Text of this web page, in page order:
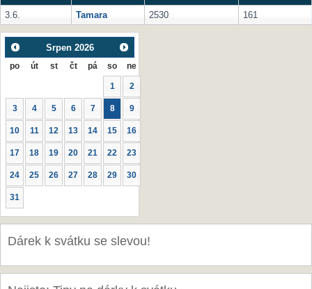
3.6.
Tamara 2530 161
Srpen 2026
po út st čt pá so ne
1 2
3 4 5 6 7 8 9
10 11 12 13 14 15 16
17 18 19 20 21 22 23
24 25 26 27 28 29 30
31
Dárek k svátku se slevou!